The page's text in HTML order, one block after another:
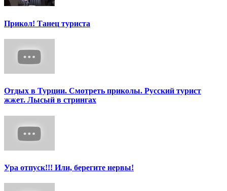
Прикол! Танец туриста
Отдых в Турции. Смотреть приколы. Русский турист
жжет. Лысый в стрингах
Ура отпуск!!! Или, берегите нервы!